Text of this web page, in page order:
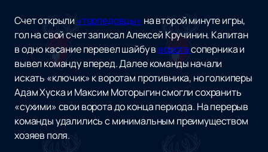
Счет открыли«торпедовцы» на второй минуте игры,
гол на свой счет записал Алексей Кручинин. Капитан
в одно касание перевел шайбу в воротасоперника и
вывел команду вперед. Далее команды начали
искать «ключик» к воротам противника, но голкиперы
Адам Хуска и Максим Моторыгин смогли сохранить
«сухими» свои ворота до конца периода. На перерыв
команды удалились с минимальным преимуществом
хозяев поля.